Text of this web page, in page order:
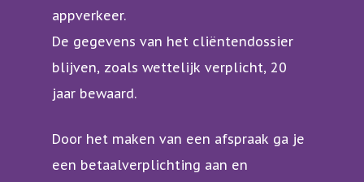
appverkeer.
De gegevens van het cliëntendossier
blijven, zoals wettelijk verplicht, 20
jaar bewaard.
Door het maken van een afspraak ga je
een betaalverplichting aan en